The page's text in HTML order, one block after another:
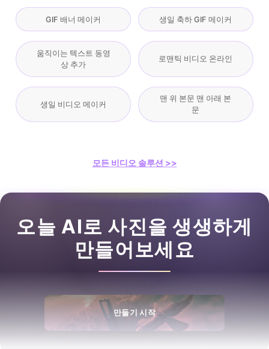
GIF 배너 메이커 생일 축하 GIF 메이커
움직이는 텍스트 동영
상 추가
로맨틱 비디오 온라인
생일 비디오 메이커
맨 위 본문 맨 아래 본
문
모든 비디오 솔루션 >>
오늘 AI로 사진을 생생하게
만들어보세요
만들기 시작